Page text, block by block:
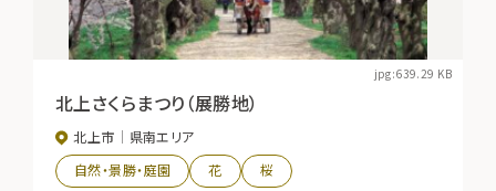
jpg:639.29 KB
北上さくらまつり（展勝地）
北上市
県南エリア
自然・景勝・庭園
花 桜